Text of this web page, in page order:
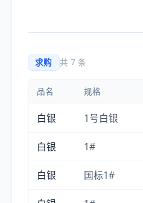
求购 共 7 条
品名 规格
白银 1号白银
白银 1#
白银 国标1#